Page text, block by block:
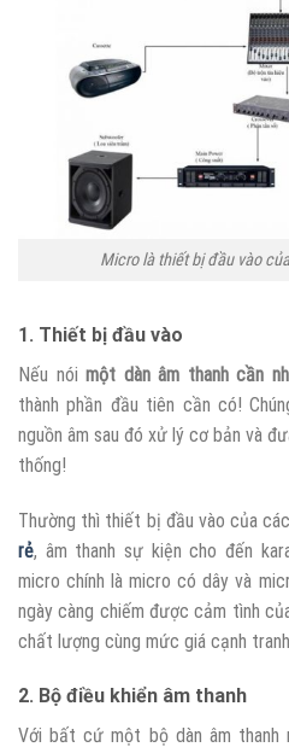
Micro là thiết bị đầu vào
1. Thiết bị đầu vào
Nếu nói một dàn âm thanh cần
thành phần đầu tiên cần có!
nguồn âm sau đó xử lý cơ bản và
thống!
Thường thì thiết bị đầu vào của
rẻ, âm thanh sự kiện cho đến
micro chính là micro có dây và
ngày càng chiếm được cảm tình
chất lượng cùng mức giá cạnh
2. Bộ điều khiển âm thanh
Với bất cứ một bộ dàn âm thanh